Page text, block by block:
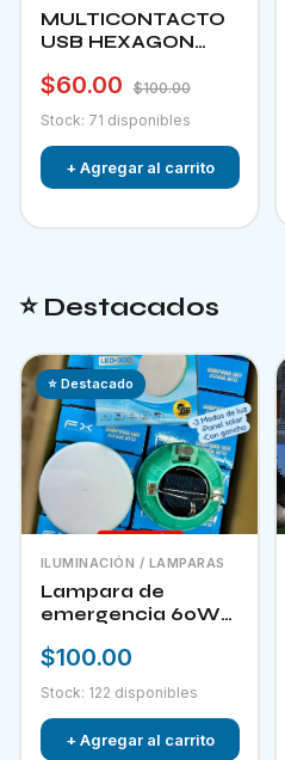
MULTICONTACTO
USB HEXAGON
$60.00
$100.00
Stock: 71 disponibles
+ Agregar al carrito
⭐ Destacados
⭐ Destacado
ILUMINACIÓN / LAMPARAS
Lampara de
emergencia 60W
$100.00
Stock: 122 disponibles
+ Agregar al carrito